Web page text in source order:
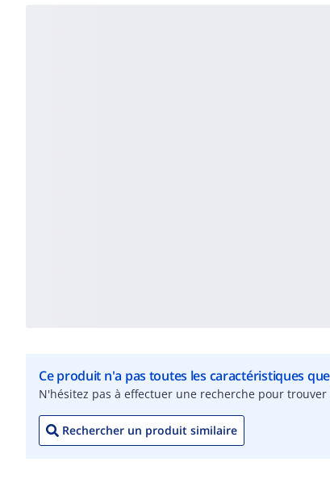
Ce produit n'a pas toutes les caractéristiques
N'hésitez pas à effectuer une recherche pour
Rechercher un produit similaire